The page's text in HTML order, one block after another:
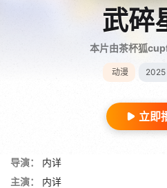
武碎
本片由茶杯狐
动漫 2025
立即
导演：
内详
主演：
内详